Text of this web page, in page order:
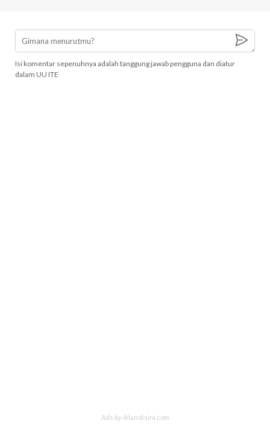
Isi komentar sepenuhnya adalah tanggung jawab pengguna dan diatur
dalam UU ITE